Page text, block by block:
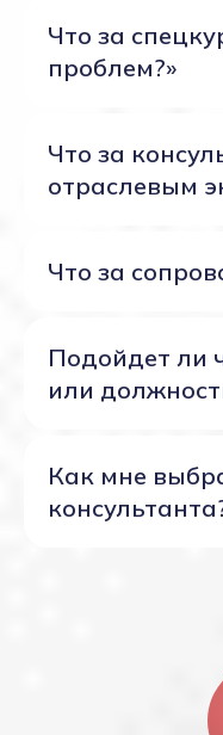
Что за
проблем?»
Что за
отраслевым
Что за
Подойдет ли
или
Как мне